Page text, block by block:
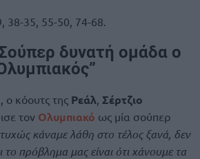
38-35, 55-50, 74-68.
δυνατή ομάδα ο
ο κόουτς της Ρεάλ Σέρτζιο
τον Ολυμπιακό ως μία σούπερ
κάναμε λάθη στο τέλος ξανά, δεν
το πρόβλημα μας είναι ότι χάνουμε τα